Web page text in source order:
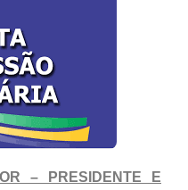
– PRESIDENTE E